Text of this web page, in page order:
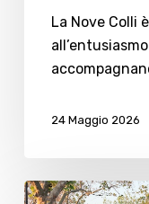
La Nove Colli
24 Maggio 2026
Nove